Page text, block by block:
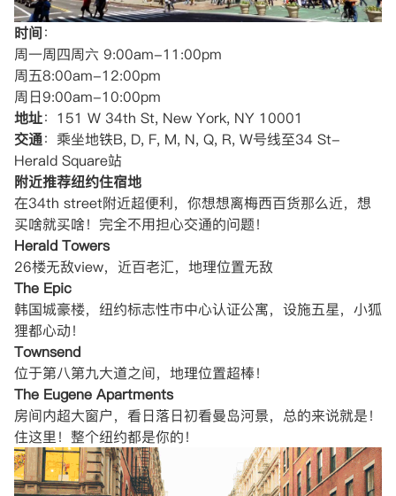
时间：
周一周四周六 9:00am-11:00pm
周五8:00am-12:00pm
周日9:00am-10:00pm
地址：151 W 34th St, New York, NY 10001
交通：乘坐地铁B, D, F, M, N, Q, R, W号线至34 St-
Herald Square站
附近推荐纽约住宿地
在34th street附近超便利，你想想离梅西百货那么近，想
买啥就买啥！完全不用担心交通的问题！
Herald Towers
26楼无敌view，近百老汇，地理位置无敌
The Epic
韩国城豪楼，纽约标志性市中心认证公寓，设施五星，小狐
狸都心动！
Townsend
位于第八第九大道之间，地理位置超棒！
The Eugene Apartments
房间内超大窗户，看日落日初看曼岛河景，总的来说就是！
住这里！整个纽约都是你的！